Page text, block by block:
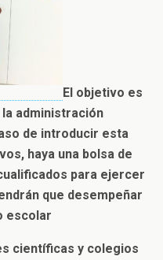
El objetivo es
administración
de introducir esta
haya una bolsa de
para ejercer
que desempeñar
escolar
científicas y colegios